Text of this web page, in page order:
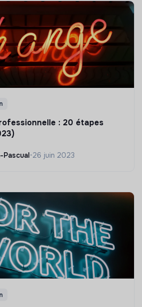
: 20 étapes
•26 juin 2023